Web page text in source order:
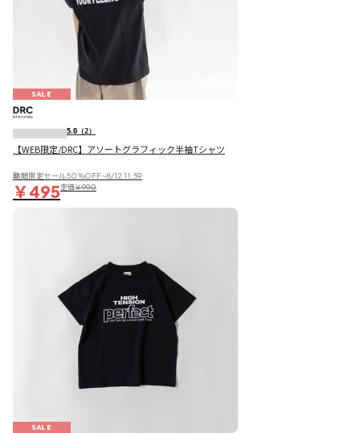
SALE
5.0 （2）
【WEB限定/DRC】アソートグラフィック半袖Tシャツ
期間限定セール50％OFF~8/12 11:59
￥495定価￥990
SALE